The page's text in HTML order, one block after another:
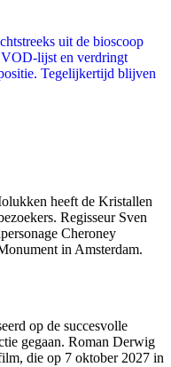
uit de bioscoop
VOD-lijst en verdringt
Tegelijkertijd blijven
heeft de Kristallen
Regisseur Sven
Cheroney
in Amsterdam.
op de succesvolle
gegaan. Roman Derwig
die op 7 oktober 2027 in